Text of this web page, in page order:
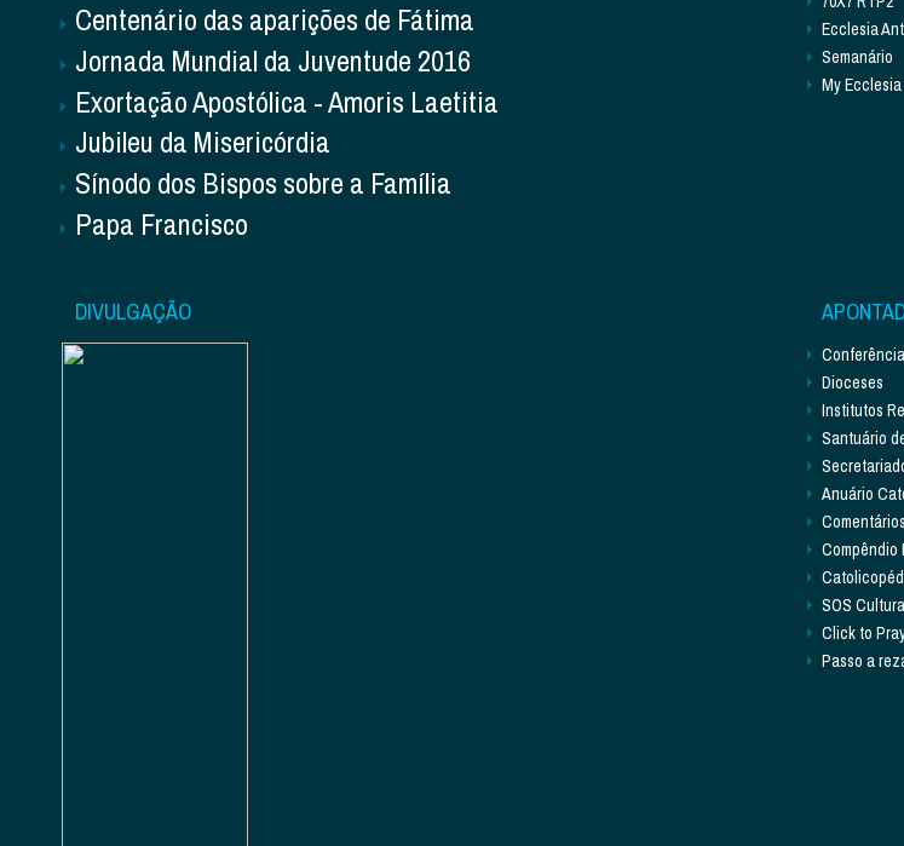
Centenário das aparições de Fátima
Jornada Mundial da Juventude 2016
Exortação Apostólica - Amoris Laetitia
Jubileu da Misericórdia
Sínodo dos Bispos sobre a Família
Papa Francisco
Ecclesia
Semanário
My
DIVULGAÇÃO
Dioceses
Institutos
Santuário
Anuário
Compêndio
SOS
Click to
Passo a